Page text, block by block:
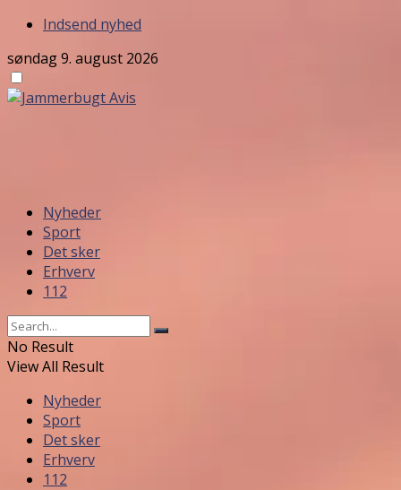
Indsend nyhed
søndag 9. august 2026
Nyheder
Sport
Det sker
Erhverv
112
No Result
View All Result
Nyheder
Sport
Det sker
Erhverv
112